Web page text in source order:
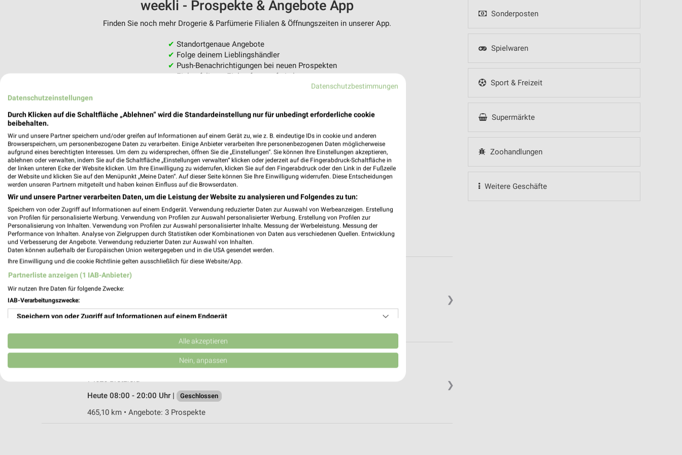
Sonderposten
Spielwaren
Sport & Freizeit
Supermärkte
Zoohandlungen
Weitere Geschäfte
weekli - Prospekte & Angebote App
Finden Sie noch mehr Drogerie & Parfümerie Filialen & Öffnungszeiten in unserer App.
✔ Standortgenaue Angebote
✔ Folge deinem Lieblingshändler
✔ Push-Benachrichtigungen bei neuen Prospekten
✔Einkaufsliste - Einkauf stressfrei planen
❯
dm Öhringen
74613 Öhringen
Heute 08:00 - 20:00 Uhr | Geschlossen
❯
Moosbachstr. 4
74626 Bretzfeld
Heute 08:00 - 20:00 Uhr |
Geschlossen
465,10 km • Angebote: 3 Prospekte
Datenschutzbestimmungen
Datenschutzeinstellungen
Durch Klicken auf die Schaltfläche „Ablehnen“ wird die Standardeinstellung nur für unbedingt erforderliche cookie
beibehalten.
Wir und unsere Partner speichern und/oder greifen auf Informationen auf einem Gerät zu, wie z. B. eindeutige IDs in cookie und anderen
Browserspeichern, um personenbezogene Daten zu verarbeiten. Einige Anbieter verarbeiten Ihre personenbezogenen Daten möglicherweise
aufgrund eines berechtigten Interesses. Um dem zu widersprechen, öffnen Sie die „Einstellungen“. Sie können Ihre Einstellungen akzeptieren,
ablehnen oder verwalten, indem Sie auf die Schaltfläche „Einstellungen verwalten“ klicken oder jederzeit auf die Fingerabdruck-Schaltfläche in
der linken unteren Ecke der Website klicken. Um Ihre Einwilligung zu widerrufen, klicken Sie auf den Fingerabdruck oder den Link in der Fußzeile
der Website und klicken Sie auf den Menüpunkt „Meine Daten“. Auf dieser Seite können Sie Ihre Einwilligung widerrufen. Diese Entscheidungen
werden unseren Partnern mitgeteilt und haben keinen Einfluss auf die Browserdaten.
Wir und unsere Partner verarbeiten Daten, um die Leistung der Website zu analysieren und Folgendes zu tun:
Speichern von oder Zugriff auf Informationen auf einem Endgerät. Verwendung reduzierter Daten zur Auswahl von Werbeanzeigen. Erstellung
von Profilen für personalisierte Werbung. Verwendung von Profilen zur Auswahl personalisierter Werbung. Erstellung von Profilen zur
Personalisierung von Inhalten. Verwendung von Profilen zur Auswahl personalisierter Inhalte. Messung der Werbeleistung. Messung der
Performance von Inhalten. Analyse von Zielgruppen durch Statistiken oder Kombinationen von Daten aus verschiedenen Quellen. Entwicklung
und Verbesserung der Angebote. Verwendung reduzierter Daten zur Auswahl von Inhalten.
Daten können außerhalb der Europäischen Union weitergegeben und in die USA gesendet werden.
Ihre Einwilligung und die cookie Richtlinie gelten ausschließlich für diese Website/App.
Partnerliste anzeigen (1 IAB-Anbieter)
Wir nutzen Ihre Daten für folgende Zwecke:
IAB-Verarbeitungszwecke:
Speichern von oder Zugriff auf Informationen auf einem Endgerät
Verwendung reduzierter Daten zur Auswahl von Werbeanzeigen
Erstellung von Profilen für personalisierte Werbung
Erstellung von Profilen zur Personalisierung von Inhalten
Alle akzeptieren
Nein, anpassen